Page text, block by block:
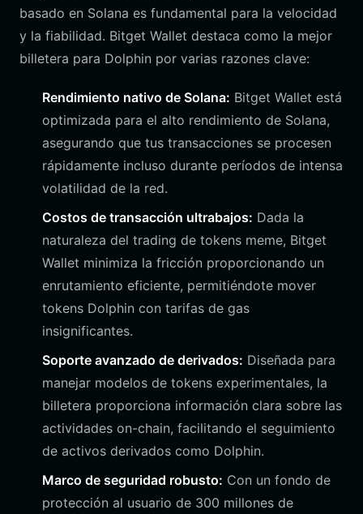
basado en Solana es fundamental para la velocidad
y la fiabilidad. Bitget Wallet destaca como la mejor
billetera para Dolphin por varias razones clave:
Rendimiento nativo de Solana: Bitget Wallet está
optimizada para el alto rendimiento de Solana,
asegurando que tus transacciones se procesen
rápidamente incluso durante períodos de intensa
volatilidad de la red.
Costos de transacción ultrabajos: Dada la
naturaleza del trading de tokens meme, Bitget
Wallet minimiza la fricción proporcionando un
enrutamiento eficiente, permitiéndote mover
tokens Dolphin con tarifas de gas
insignificantes.
Soporte avanzado de derivados: Diseñada para
manejar modelos de tokens experimentales, la
billetera proporciona información clara sobre las
actividades on-chain, facilitando el seguimiento
de activos derivados como Dolphin.
Marco de seguridad robusto: Con un fondo de
protección al usuario de 300 millones de